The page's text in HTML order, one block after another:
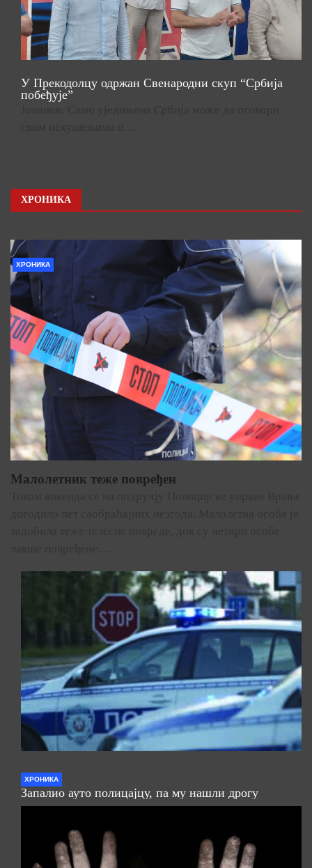
У Прекодолцу одржан Свенародни скуп “Србија
побеђује”
ХРОНИКА
ХРОНИКА
Малолетник теже повређен
ХРОНИКА
Запалио ауто полицајцу, па му нашли дрогу